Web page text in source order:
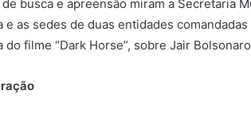
busca e apreensão miram a Secretaria
e as sedes de duas entidades
filme “Dark Horse”, sobre Jair